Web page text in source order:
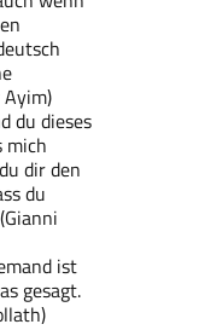
Ayim)
du dieses
mich
dir den
du
(Gianni
ist
gesagt.